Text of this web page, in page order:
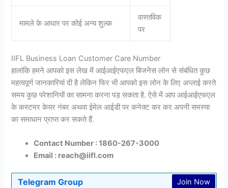
मामले के आधार पर कोई अन्य शुल्क
वास्तविक
पर
IIFL Business Loan Customer Care Number
हालांकि हमने आपको इस लेख में आईआईएफएल बिजनेस लोन से संबंधित कुछ
महत्वपूर्ण जानकारियां दी है लेकिन फिर भी आपको इस लोन के लिए अप्लाई करते
समय कुछ परेशानियों का सामना करना पड़ सकता है. ऐसे में आप आईआईएफएल
के कस्टमर केयर नंबर अथवा ईमेल आईडी पर कनेक्ट कर कर अपनी समस्या
का समाधान प्राप्त कर सकते हैं.
Contact Number : 1860-267-3000
Email : reach@iifl.com
Telegram Group Join Now